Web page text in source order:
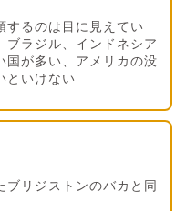
するのは目に見えてい
ブラジル、インドネシア
国が多い、アメリカの没
といけない
ブリジストンのバカと同